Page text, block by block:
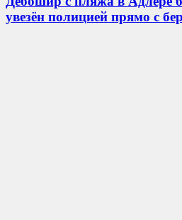
увезён полицией прямо с